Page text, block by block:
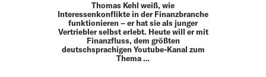
Thomas Kehl weiß, wie
Interessenkonflikte in der Finanzbranche
funktionieren – er hat sie als junger
Vertriebler selbst erlebt. Heute will er mit
Finanzfluss, dem größten
deutschsprachigen Youtube-Kanal zum
Thema …